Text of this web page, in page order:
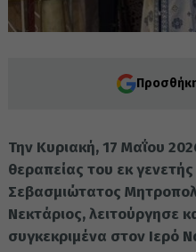
Την Κυριακή, 17 Μαΐου
θεραπείας του εκ
Σεβασμιώτατος
Νεκτάριος, λειτούργησε
συγκεκριμένα στον Ιερό